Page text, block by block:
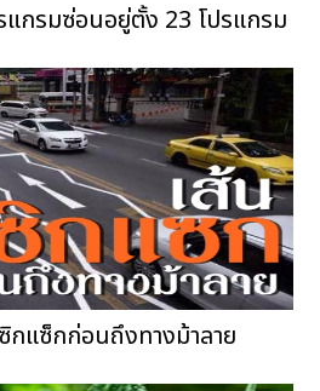
กรมซ่อนอยู่ตั้ง 23 โปรแกรม
กแซ็กก่อนถึงทางม้าลาย